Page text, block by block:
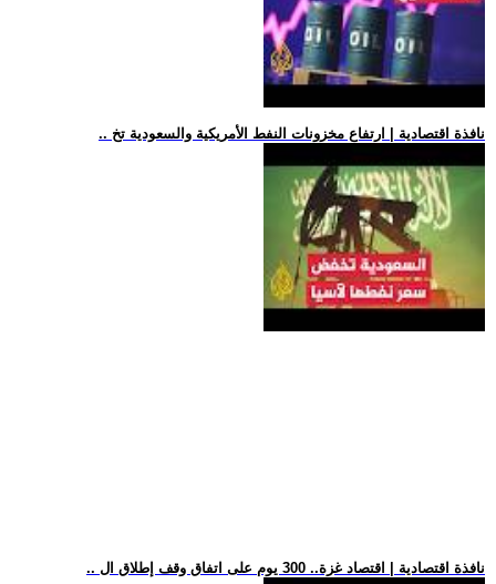
.. نافذة اقتصادية | ارتفاع مخزونات النفط الأمريكية والسعودية تخ
.. نافذة اقتصادية | اقتصاد غزة.. 300 يوم على اتفاق وقف إطلاق ال